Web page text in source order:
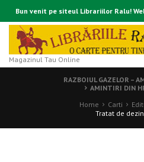
Bun venit pe siteul Librariilor Ralu!
Magazinul Tau Online
RAZBOIUL GAZELOR –
AMINTIRI DIN
Home
Carti
Tratat de